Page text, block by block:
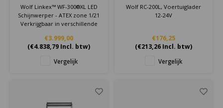
Schijnwerper - ATEX
zone 1/21
Wolf Linkex™ WF-300®XL LED
Schijnwerper - ATEX zone 1/21
Verkrijgbaar in verschillende
€3.999,00
(€4.838,79 Incl. btw)
Vergelijk
Wolf RC-200L, Voertuiglader
12-24V
€176,25
(€213,26 Incl. btw)
Vergelijk